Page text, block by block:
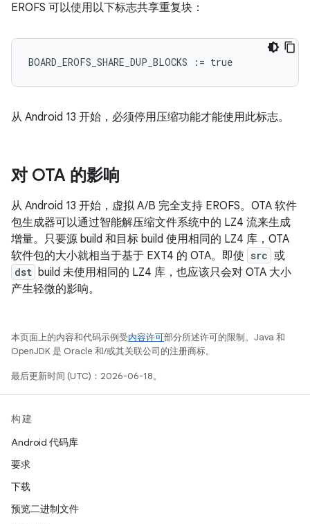
EROFS 可以使用以下标志共享重复块：
BOARD_EROFS_SHARE_DUP_BLOCKS := true
从 Android 13 开始，必须停用压缩功能才能使用此标志。
对 OTA 的影响
从 Android 13 开始，虚拟 A/B 完全支持 EROFS。OTA 软件
包生成器可以通过智能解压缩文件系统中的 LZ4 流来生成
增量。只要源 build 和目标 build 使用相同的 LZ4 库，OTA
软件包的大小就相当于基于 EXT4 的 OTA。即使 src 或
dst build 未使用相同的 LZ4 库，也应该只会对 OTA 大小
产生轻微的影响。
本页面上的内容和代码示例受内容许可部分所述许可的限制。Java 和
OpenJDK 是 Oracle 和/或其关联公司的注册商标。
最后更新时间 (UTC)：2026-06-18。
构建
Android 代码库
要求
下载
预览二进制文件